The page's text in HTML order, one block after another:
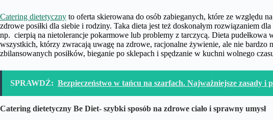
Catering dietetyczny to oferta skierowana do osób zabieganych, które ze względu
zdrowe posiłki dla siebie i rodziny. Taka dieta jest też doskonałym rozwiązaniem
np. cierpią na nietolerancje pokarmowe lub problemy z tarczycą. Dieta pudełkowa
wszystkich, którzy zwracają uwagę na zdrowe, racjonalne żywienie, ale nie bardzo
zbilansowanych posiłków, bieganie po sklepach i spędzanie w kuchni wolnego
SPRAWDŹ: Bezpieczeństwo w tańcu na szarfach. Najważniejsze zasady i
Catering dietetyczny Be Diet- szybki sposób na zdrowe ciało i sprawny umysł